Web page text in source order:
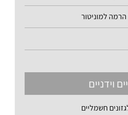
למוניטור
וידניים
חשמליים